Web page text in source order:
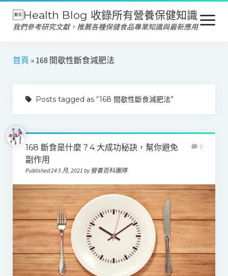
Health Blog 收錄所有營養保健知識
我們參考研究文獻，推薦各種保健食品專業知識與最新應用
open
menu
營養保健
產品推薦
心靈健康
首頁 » 168 間歇性斷食減肥法
Posts tagged as “168 間歇性斷食減肥法”
168 斷食是什麼？4 大成功秘訣，幫你避免
副作用
Published 24 5 月, 2021 by 營養百科團隊
0